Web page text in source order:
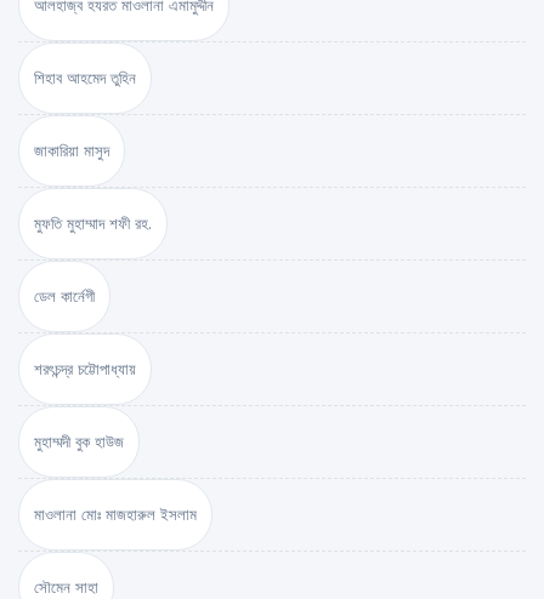
আলহাজ্ব হযরত মাওলানা এমামুদ্দীন
শিহাব আহমেদ তুহিন
জাকারিয়া মাসুদ
মুফতি মুহাম্মাদ শফী রহ.
ডেল কার্নেগী
শরৎচন্দ্র চট্টোপাধ্যায়
মুহাম্মদী বুক হাউজ
মাওলানা মোঃ মাজহারুল ইসলাম
সৌমেন সাহা